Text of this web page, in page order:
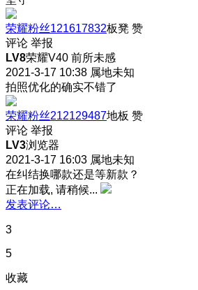
荣耀粉丝121617832板凳 赞
评论 举报
LV8荣耀V40 前所未感
2021-3-17 10:38 属地未知
拍照优化的确实不错了
荣耀粉丝212129487地板 赞
评论 举报
LV3浏览器
2021-3-17 16:03 属地未知
在纠结换哪款还是等新款？
正在加载, 请稍候...
发表评论…
3
5
收藏